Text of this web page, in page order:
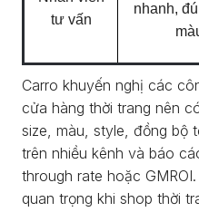
tư vấn
nhanh,
Carro khuyến nghị các
cửa hàng thời trang nên
size, màu, style, đồng bộ
trên nhiều kênh và báo
through rate hoặc
quan trọng khi shop thời